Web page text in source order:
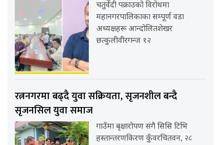
चतुर्वेदी पक्राउको विरोधमा
महानगरपालिकाका सम्पूर्ण वडा
अध्यक्षहरू आन्दोलितशेखर
छत्कुलीवीरगन्ज १२
रत्ननगरमा बढ्दै युवा सक्रियता, सृजनशील बन्दै
सृजनसिल युवा समाज
गाउँमा बृक्षारोपण संगै सिसि टिभि
हस्तान्तरणकिरण कुँवरचितवन, २८